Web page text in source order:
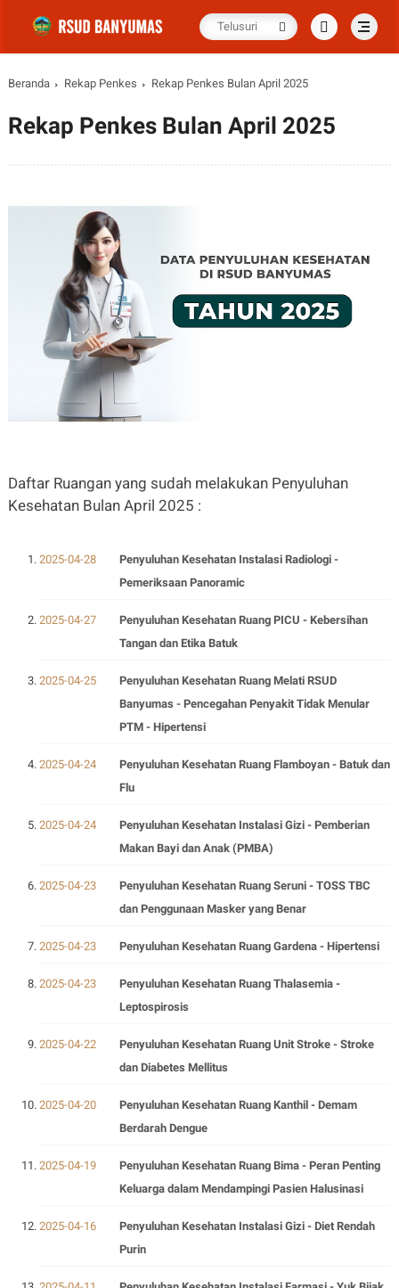
Beranda Rekap Penkes Rekap Penkes Bulan April 2025
Rekap Penkes Bulan April 2025
Daftar Ruangan yang sudah melakukan Penyuluhan
Kesehatan Bulan April 2025 :
2025-04-28
Penyuluhan Kesehatan Instalasi Radiologi -
Pemeriksaan Panoramic
2025-04-27
Penyuluhan Kesehatan Ruang PICU - Kebersihan
Tangan dan Etika Batuk
2025-04-25
Penyuluhan Kesehatan Ruang Melati RSUD
Banyumas - Pencegahan Penyakit Tidak Menular
PTM - Hipertensi
2025-04-24
Penyuluhan Kesehatan Ruang Flamboyan - Batuk dan
Flu
2025-04-24
Penyuluhan Kesehatan Instalasi Gizi - Pemberian
Makan Bayi dan Anak (PMBA)
2025-04-23
Penyuluhan Kesehatan Ruang Seruni - TOSS TBC
dan Penggunaan Masker yang Benar
2025-04-23 Penyuluhan Kesehatan Ruang Gardena - Hipertensi
2025-04-23
Penyuluhan Kesehatan Ruang Thalasemia -
Leptospirosis
2025-04-22
Penyuluhan Kesehatan Ruang Unit Stroke - Stroke
dan Diabetes Mellitus
2025-04-20
Penyuluhan Kesehatan Ruang Kanthil - Demam
Berdarah Dengue
2025-04-19
Penyuluhan Kesehatan Ruang Bima - Peran Penting
Keluarga dalam Mendampingi Pasien Halusinasi
2025-04-16
Penyuluhan Kesehatan Instalasi Gizi - Diet Rendah
Purin